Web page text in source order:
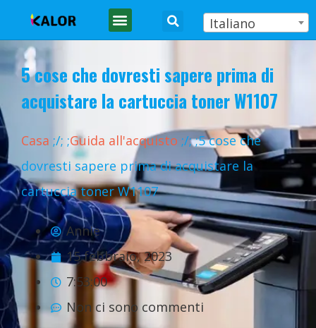
Italiano
5 cose che dovresti sapere prima di
acquistare la cartuccia toner W1107
Casa ;/; ;Guida all'acquisto ;/; ;5 cose che
dovresti sapere prima di acquistare la
cartuccia toner W1107
Annie
15 febbraio, 2023
7:53:00
Non ci sono commenti